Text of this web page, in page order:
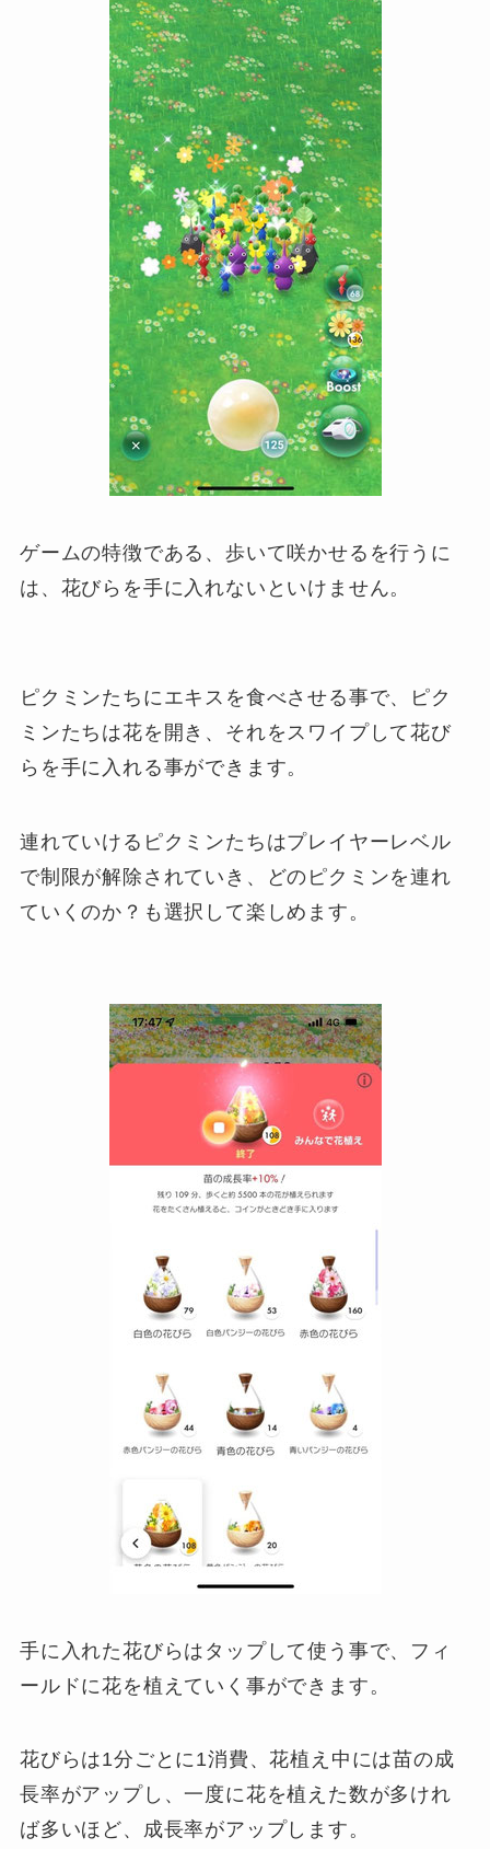
ゲームの特徴である、歩いて咲かせるを行うに
は、花びらを手に入れないといけません。
ピクミンたちにエキスを食べさせる事で、ピク
ミンたちは花を開き、それをスワイプして花び
らを手に入れる事ができます。
連れていけるピクミンたちはプレイヤーレベル
で制限が解除されていき、どのピクミンを連れ
ていくのか？も選択して楽しめます。
手に入れた花びらはタップして使う事で、フィ
ールドに花を植えていく事ができます。
花びらは1分ごとに1消費、花植え中には苗の成
長率がアップし、一度に花を植えた数が多けれ
ば多いほど、成長率がアップします。